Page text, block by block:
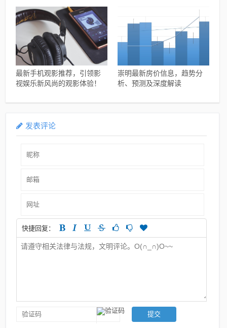
最新手机观影推荐，引领影
视娱乐新风尚的观影体验！
崇明最新房价信息，趋势分
析、预测及深度解读
发表评论
快捷回复：